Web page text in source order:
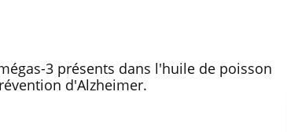
3 présents dans l'huile de poisson
d'Alzheimer.